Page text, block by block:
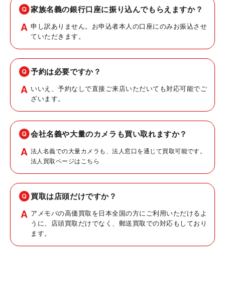
家族名義の銀行口座に振り込んでもらえますか？
申し訳ありません。お申込者本人の口座にのみお振込させ
ていただきます。
予約は必要ですか？
いいえ、予約なしで直接ご来店いただいても対応可能でご
ざいます。
会社名義や大量のカメラも買い取れますか？
法人名義での大量カメラも、法人窓口を通じて買取可能です。
法人買取ページはこちら
買取は店頭だけですか？
アメモバの高価買取を日本全国の方にご利用いただけるよ
うに、店頭買取だけでなく、郵送買取での対応もしており
ます。